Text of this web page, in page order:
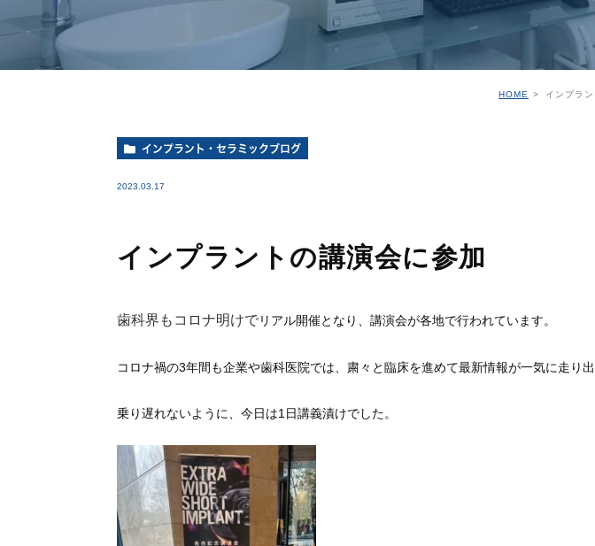
バイコンインプラントへの思い
マウスピース型矯正装置（イン
ビザライン）への思い
無菌化根管治療
インプラント
HOME インプラ
インプラント・セラミックブログ
2023.03.17
インプラントの講演会に参加
歯科界もコロナ明けでリアル開催となり、講演会が各地で行われています。
コロナ禍の3年間も企業や歯科医院では、粛々と臨床を進めて最新情報が一気に走り出
乗り遅れないように、今日は1日講義漬けでした。